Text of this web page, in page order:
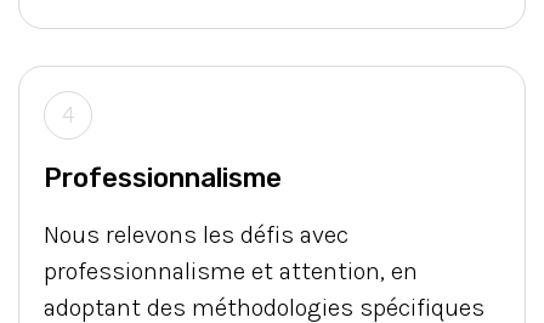
4
Professionnalisme
Nous relevons les défis avec
professionnalisme et attention, en
adoptant des méthodologies spécifiques